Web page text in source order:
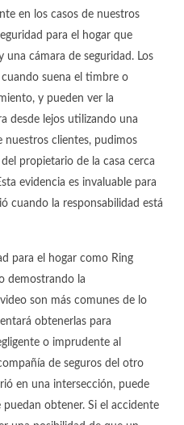
en los casos de nuestros
para el hogar que
cámara de seguridad. Los
suena el timbre o
y pueden ver la
desde lejos utilizando una
nuestros clientes, pudimos
propietario de la casa cerca
evidencia es invaluable para
cuando la responsabilidad está
para el hogar como Ring
demostrando la
son más comunes de lo
obtenerlas para
o imprudente al
de seguros del otro
en una intersección, puede
obtener. Si el accidente